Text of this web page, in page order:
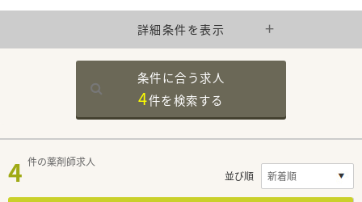
詳細条件を表示
条件に合う求人
4件を検索する
4 件の薬剤師求人
並び順